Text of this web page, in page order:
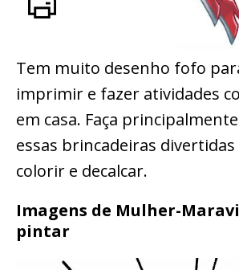
Tem muito desenho fofo
imprimir e fazer atividades
em casa. Faça
essas brincadeiras
colorir e decalcar.
Imagens de Mulher-
pintar